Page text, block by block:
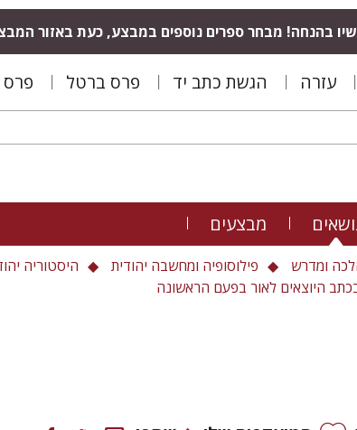
בהנחה! מבחר ספרים נוספים במבצע, כעת באזור
עזרה הגשת כתב יד פרס ברטל פרס
מבצעים
ומדרש פילוסופיה ומחשבה יהודית
היסטוריה
היוצאים לאור בפעם הראשונה